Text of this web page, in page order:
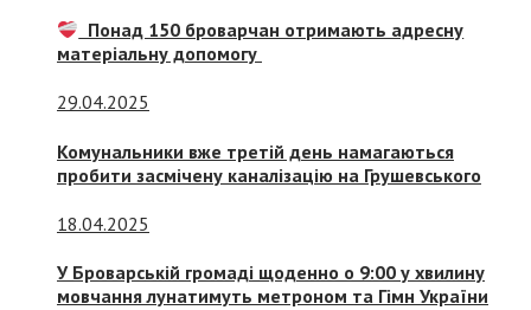
Понад 150 броварчан отримають адресну
матеріальну допомогу
29.04.2025
Комунальники вже третій день намагаються
пробити засмічену каналізацію на Грушевського
18.04.2025
У Броварській громаді щоденно о 9:00 у хвилину
мовчання лунатимуть метроном та Гімн України